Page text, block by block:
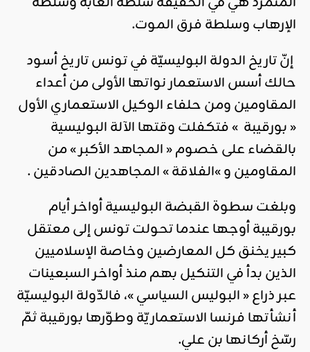
الإرهاب وسلطة فرق الموت.
إنّ تاريخ الدولة البوليسيّة في تونس تاريخ أسود
حالك أسس الاستعمار نواتها الأولى من أعداء
المقاومين ومن حلفاء الوكيل الاستعماري الأول
« بورقيبة » فتكفلت وقتها الآلة البوليسية
بالقضاء على خصوم « المجاهد الأكبر » من
المقاومين و »الفلاقة » المجاهدين الصادقين .
وبلغت سطوة القبضة البوليسية أواخر أيام
بورقيبة أوجها عندما تحولت تونس إلى معتقل
كبير يخنق كل المعارضين وخاصة الإسلاميين
الذين بدأ في التنكيل بهم منذ أواخر السبعينات
عبر ذراع « البوليس السياسي »، فالدّولة البوليسيّة
أنشأتها فرنسا الاستعماريّة وطوّرها بورقيبة ثمّ
رسّخ أركانها بن علي.